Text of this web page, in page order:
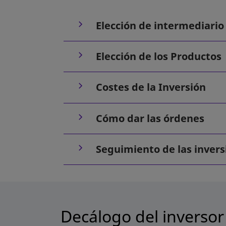
Elección de intermediario
Elección de los Productos
Costes de la Inversión
Cómo dar las órdenes
Seguimiento de las
Decálogo del inversor